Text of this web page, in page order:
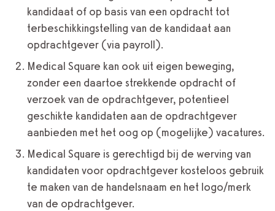
kandidaat of op basis van een opdracht tot
terbeschikkingstelling van de kandidaat aan
opdrachtgever (via payroll).
Medical Square kan ook uit eigen beweging,
zonder een daartoe strekkende opdracht of
verzoek van de opdrachtgever, potentieel
geschikte kandidaten aan de opdrachtgever
aanbieden met het oog op (mogelijke) vacatures.
Medical Square is gerechtigd bij de werving van
kandidaten voor opdrachtgever kosteloos gebruik
te maken van de handelsnaam en het logo/merk
van de opdrachtgever.